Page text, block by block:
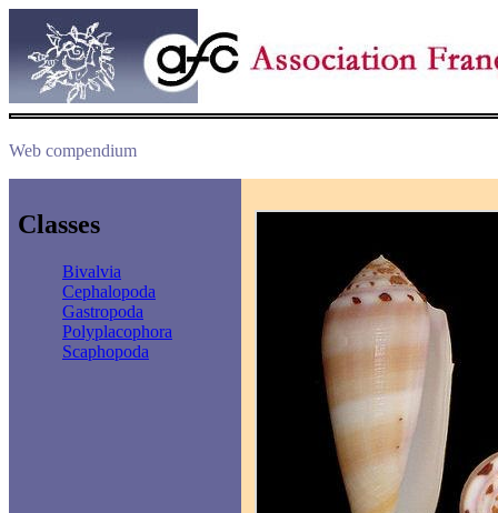
Web compendium
Classes
Bivalvia
Cephalopoda
Gastropoda
Polyplacophora
Scaphopoda